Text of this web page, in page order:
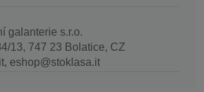
galanterie s.r.o.
13, 747 23 Bolatice, CZ
eshop@stoklasa.it